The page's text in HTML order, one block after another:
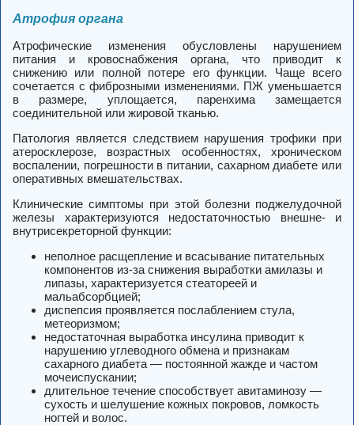
Атрофия органа
Атрофические изменения обусловлены нарушением
питания и кровоснабжения органа, что приводит к
снижению или полной потере его функции. Чаще всего
сочетается с фиброзными изменениями. ПЖ уменьшается
в размере, уплощается, паренхима замещается
соединительной или жировой тканью.
Патология является следствием нарушения трофики при
атеросклерозе, возрастных особенностях, хроническом
воспалении, погрешности в питании, сахарном диабете или
оперативных вмешательствах.
Клинические симптомы при этой болезни поджелудочной
железы характеризуются недостаточностью внешне- и
внутрисекреторной функции:
неполное расщепление и всасывание питательных
компонентов из-за снижения выработки амилазы и
липазы, характеризуется стеатореей и
мальабсорбцией;
диспепсия проявляется послаблением стула,
метеоризмом;
недостаточная выработка инсулина приводит к
нарушению углеводного обмена и признакам
сахарного диабета — постоянной жажде и частом
мочеиспускании;
длительное течение способствует авитаминозу —
сухость и шелушение кожных покровов, ломкость
ногтей и волос.